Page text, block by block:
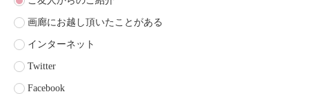
画廊にお越し頂いたことがある
インターネット
Twitter
Facebook